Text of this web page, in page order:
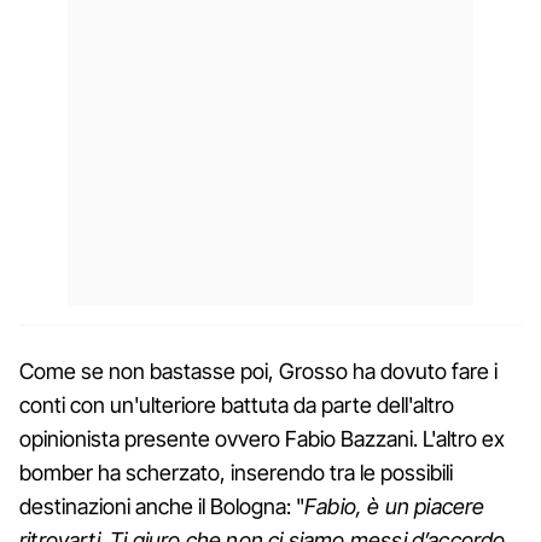
Come se non bastasse poi, Grosso ha dovuto fare i
conti con un'ulteriore battuta da parte dell'altro
opinionista presente ovvero Fabio Bazzani. L'altro ex
bomber ha scherzato, inserendo tra le possibili
destinazioni anche il Bologna: "Fabio, è un piacere